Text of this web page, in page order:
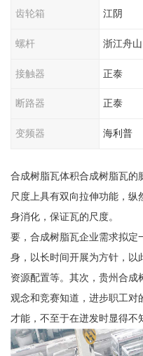
齿轮箱 江阴
螺杆 浙江舟山
接触器 正泰
断路器 正泰
变频器 海利普
合成树脂瓦体积合成树脂瓦的
尺度上具有双向拉伸功能，
身消化，保证瓦的尺度。
要，合成树脂瓦企业需求拟定
身，以长时间开展为方针，以
资源配置等。其次，贵州合成
观念和竞赛知道，进步职工对
才能，不至于在迸发时显得不